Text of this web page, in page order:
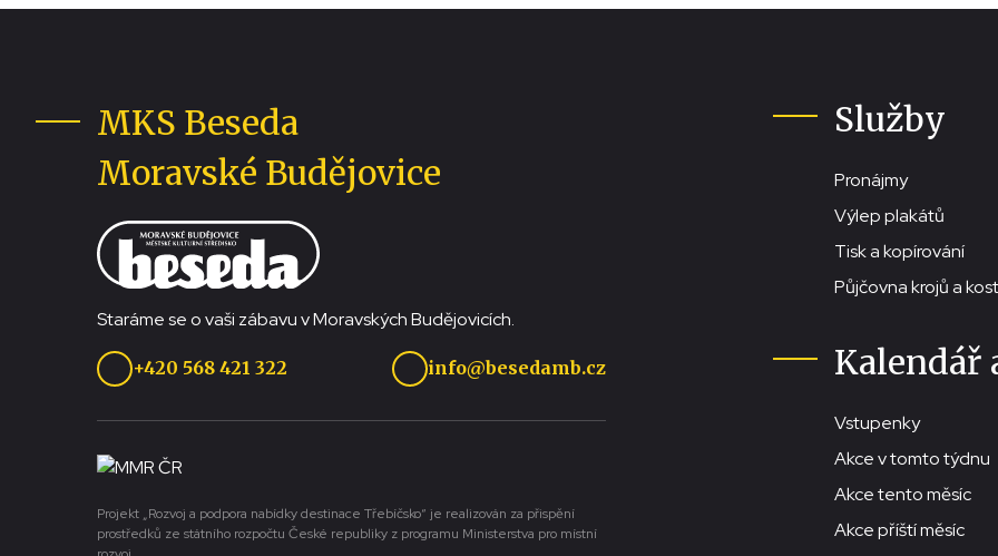
MKS Beseda
Moravské Budějovice
Staráme se o vaši zábavu v Moravských Budějovicích.
+420 568 421 322 info@besedamb.cz
Projekt „Rozvoj a podpora nabídky destinace Třebíčsko“ je realizován za přispění
prostředků ze státního rozpočtu České republiky z programu Ministerstva pro místní
Služby
Pronájmy
Výlep plakátů
Tisk a kopírování
Půjčovna krojů a
Kalendář
Vstupenky
Akce v tomto týdnu
Akce tento měsíc
Akce příští měsíc